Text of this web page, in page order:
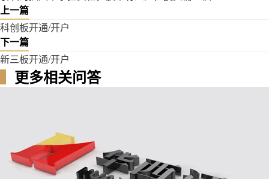
上一篇
科创板开通/开户
下一篇
新三板开通/开户
更多相关问答